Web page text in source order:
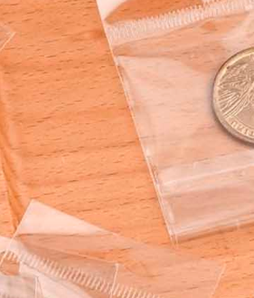
Купить их можно
обеспечивается